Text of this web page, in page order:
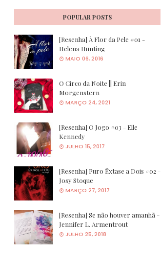
POPULAR POSTS
[Resenha] À Flor da Pele #01 -
Helena Hunting
MAIO 06, 2016
O Circo da Noite || Erin
Morgenstern
MARÇO 24, 2021
[Resenha] O Jogo #03 - Elle
Kennedy
JULHO 15, 2017
[Resenha] Puro Êxtase a Dois #02 -
Josy Stoque
MARÇO 27, 2017
[Resenha] Se não houver amanhã -
Jennifer L. Armentrout
JULHO 25, 2018